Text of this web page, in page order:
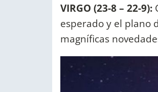
VIRGO (23-8 – 22-9):
esperado y el plano
magníficas